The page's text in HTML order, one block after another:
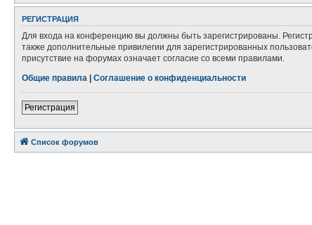
РЕГИСТРАЦИЯ
Для входа на конференцию вы должны быть зарегистрированы.
также дополнительные привилегии для зарегистрированных
присутствие на форумах означает согласие со всеми правилами.
Общие правила | Соглашение о конфиденциальности
Регистрация
Список форумов